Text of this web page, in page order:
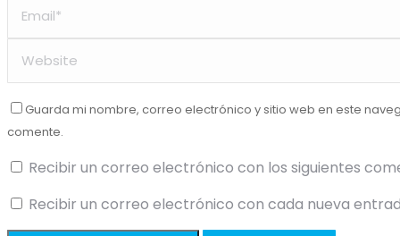
Guarda mi nombre, correo electrónico y sitio web en este
comente.
Recibir un correo electrónico con los siguientes
Recibir un correo electrónico con cada nueva